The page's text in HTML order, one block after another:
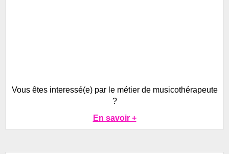
Vous êtes interessé(e) par le métier de musicothérapeute
?
En savoir +